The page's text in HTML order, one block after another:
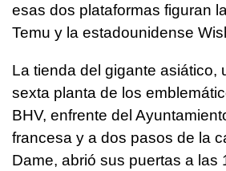
esas dos plataformas figuran
Temu y la estadounidense
La tienda del gigante asiático,
sexta planta de los
BHV, enfrente del
francesa y a dos pasos de la
Dame, abrió sus puertas a las